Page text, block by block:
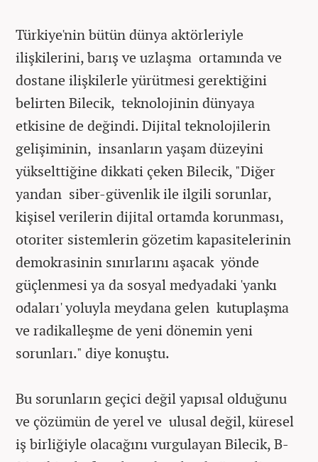
Türkiye'nin bütün dünya aktörleriyle
ilişkilerini, barış ve uzlaşma ortamında ve
dostane ilişkilerle yürütmesi gerektiğini
belirten Bilecik, teknolojinin dünyaya
etkisine de değindi. Dijital teknolojilerin
gelişiminin, insanların yaşam düzeyini
yükselttiğine dikkati çeken Bilecik, "Diğer
yandan siber-güvenlik ile ilgili sorunlar,
kişisel verilerin dijital ortamda korunması,
otoriter sistemlerin gözetim kapasitelerinin
demokrasinin sınırlarını aşacak yönde
güçlenmesi ya da sosyal medyadaki 'yankı
odaları' yoluyla meydana gelen kutuplaşma
ve radikalleşme de yeni dönemin yeni
sorunları." diye konuştu.
Bu sorunların geçici değil yapısal olduğunu
ve çözümün de yerel ve ulusal değil, küresel
iş birliğiyle olacağını vurgulayan Bilecik, B-